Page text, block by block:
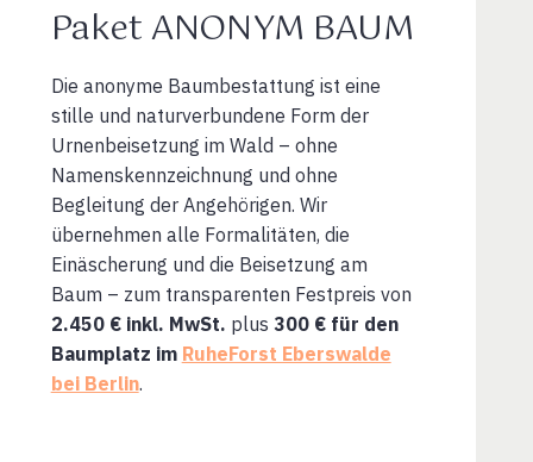
Paket ANONYM BAUM
Die anonyme Baumbestattung ist eine
stille und naturverbundene Form der
Urnenbeisetzung im Wald – ohne
Namenskennzeichnung und ohne
Begleitung der Angehörigen. Wir
übernehmen alle Formalitäten, die
Einäscherung und die Beisetzung am
Baum – zum transparenten Festpreis von
2.450 € inkl. MwSt. plus 300 € für den
Baumplatz im RuheForst Eberswalde
bei Berlin.